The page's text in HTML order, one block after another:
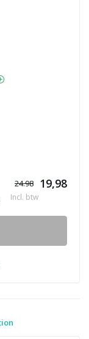
24.98 19,98
Incl. btw